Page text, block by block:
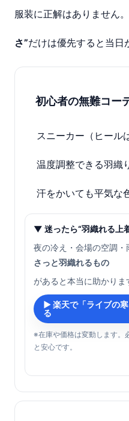
服装に正解はありません。
さ”だけは優先すると当日
初心者の無難コー
スニーカー（ヒール
温度調整できる羽織
汗をかいても平気な
▼ 迷ったら“羽織れる上
夜の冷え・会場の空調・
さっと羽織れるもの
があると本当に助かりま
▶ 楽天で「ライブの
る
※在庫や価格は変動します。
と安心です。